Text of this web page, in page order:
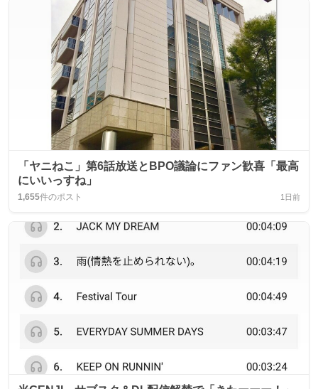
「ヤニねこ」第6話放送とBPO議論にファン歓喜「最高
にいいっすね」
1,655件のポスト 1日前